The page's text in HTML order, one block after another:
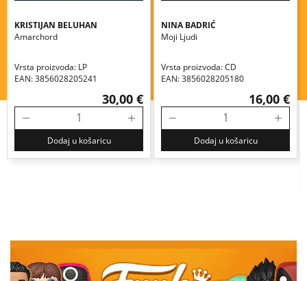
KRISTIJAN BELUHAN
Amarchord
Vrsta proizvoda: LP
EAN: 3856028205241
30,00 €
Dodaj u košaricu
NINA BADRIĆ
Moji Ljudi
Vrsta proizvoda: CD
EAN: 3856028205180
16,00 €
Dodaj u košaricu